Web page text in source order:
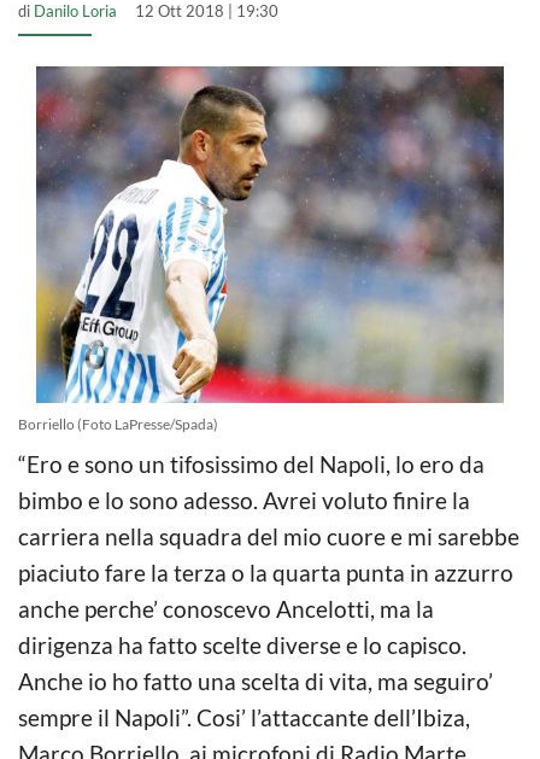
di Danilo Loria 12 Ott 2018 | 19:30
Borriello (Foto LaPresse/Spada)
“Ero e sono un tifosissimo del Napoli, lo ero da
bimbo e lo sono adesso. Avrei voluto finire la
carriera nella squadra del mio cuore e mi sarebbe
piaciuto fare la terza o la quarta punta in azzurro
anche perche’ conoscevo Ancelotti, ma la
dirigenza ha fatto scelte diverse e lo capisco.
Anche io ho fatto una scelta di vita, ma seguiro’
sempre il Napoli”. Cosi’ l’attaccante dell’Ibiza,
Marco Borriello, ai microfoni di Radio Marte,